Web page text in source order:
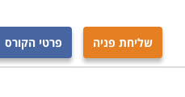
שליחת פניה פרטי הקורס